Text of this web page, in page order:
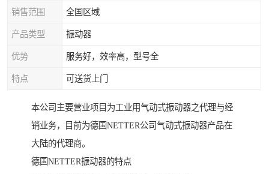
销售范围 全国区域
产品类型 振动器
优势 服务好，效率高，型号全
特点 可送货上门
本公司主要营业项目为工业用气动式振动器之代理与经
销业务，目前为德国NETTER公司气动式振动器产品在
大陆的代理商。
德国NETTER振动器的特点